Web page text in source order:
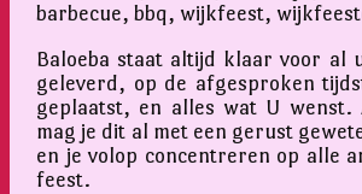
barbecue, bbq, wijkfeest,
Baloeba staat altijd klaar voor al
geleverd, op de afgesproken
geplaatst, en alles wat U wenst.
mag je dit al met een gerust
en je volop concentreren op alle
feest.